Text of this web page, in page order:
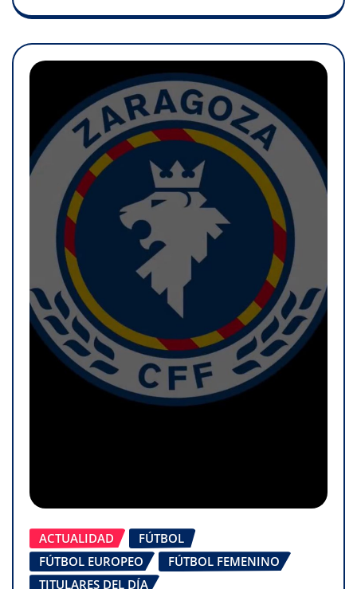
ACTUALIDAD
FÚTBOL
FÚTBOL EUROPEO
FÚTBOL FEMENINO
TITULARES DEL DÍA